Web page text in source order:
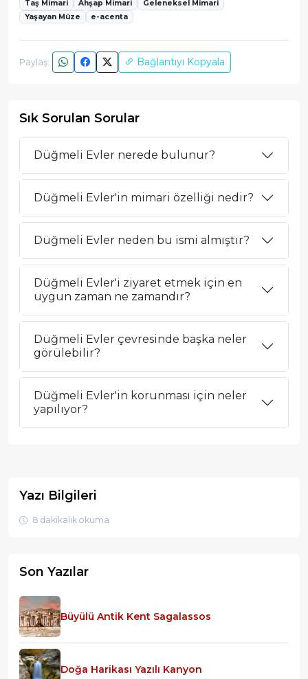
Taş Mimari
Ahşap Mimari
Geleneksel Mimari
Yaşayan Müze
e-acenta
Paylaş: Bağlantıyı Kopyala
Sık Sorulan Sorular
Düğmeli Evler nerede bulunur?
Düğmeli Evler'in mimari özelliği nedir?
Düğmeli Evler neden bu ismi almıştır?
Düğmeli Evler'i ziyaret etmek için en
uygun zaman ne zamandır?
Düğmeli Evler çevresinde başka neler
görülebilir?
Düğmeli Evler'in korunması için neler
yapılıyor?
Yazı Bilgileri
8 dakikalık okuma
Son Yazılar
Büyülü Antik Kent Sagalassos
Doğa Harikası Yazılı Kanyon